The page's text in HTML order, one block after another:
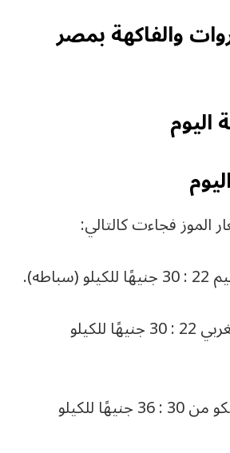
والفاكهة بمصر
اليوم
الموز فجاءت كالتالي:
سجل سعر موز مغربي 22 : 30 جنيهًا للكيلو
سجل سعر موز بيكو من 30 : 36 جنيهًا للكيلو